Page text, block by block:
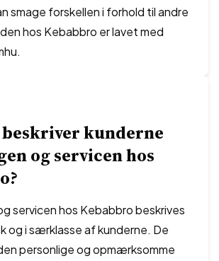
smage forskellen i forhold til andre
hos Kebabbro er lavet med
kunderne
og servicen hos
servicen hos Kebabbro beskrives
og i særklasse af kunderne. De
personlige og opmærksomme